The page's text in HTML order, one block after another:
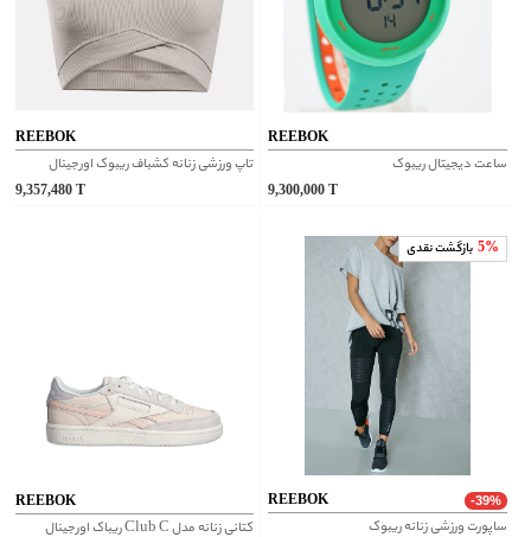
REEBOK
تاپ ورزشی زنانه کشباف ریبوک اورجینال
9,357,480
REEBOK
ساعت دیجیتال ریبوک
9,300,000
REEBOK
کتانی زنانه مدل Club C ریباک اورجینال
5% بازگشت نقدی
REEBOK -39%
ساپورت ورزشی زنانه ریبوک